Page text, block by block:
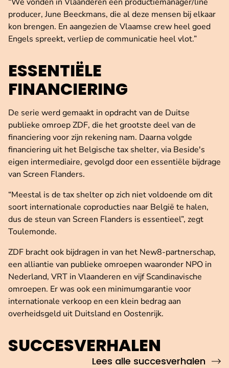
producer, June Beeckmans, die al deze mensen bij elkaar
kon brengen. En aangezien de Vlaamse crew heel goed
Engels spreekt, verliep de communicatie heel vlot.”
ESSENTIËLE
FINANCIERING
De serie werd gemaakt in opdracht van de Duitse
publieke omroep ZDF, die het grootste deel van de
financiering voor zijn rekening nam. Daarna volgde
financiering uit het Belgische tax shelter, via Beside's
eigen intermediaire, gevolgd door een essentiële bijdrage
van Screen Flanders.
“Meestal is de tax shelter op zich niet voldoende om dit
soort internationale coproducties naar België te halen,
dus de steun van Screen Flanders is essentieel”, zegt
Toulemonde.
ZDF bracht ook bijdragen in van het New8-partnerschap,
een alliantie van publieke omroepen waaronder NPO in
Nederland, VRT in Vlaanderen en vijf Scandinavische
omroepen. Er was ook een minimumgarantie voor
internationale verkoop en een klein bedrag aan
overheidsgeld uit Duitsland en Oostenrijk.
SUCCESVERHALEN
Lees alle succesverhalen